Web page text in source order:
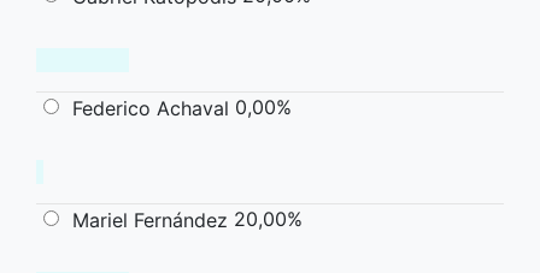
Federico Achaval 0,00%
Mariel Fernández 20,00%